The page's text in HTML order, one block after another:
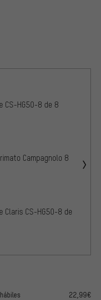
CS-HG50-8 de 8
Campagnolo 8
Claris CS-HG50-8 de
22,99€